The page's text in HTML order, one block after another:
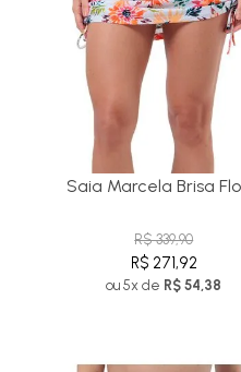
Saia Marcela Brisa
R$ 339,90
R$ 271,92
ou 5x de R$ 54,38